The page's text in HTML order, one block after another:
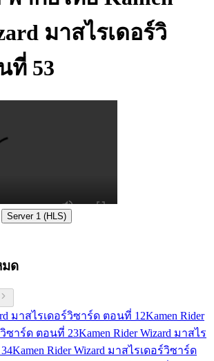
มาสไรเดอร์วิ
ที่ 53
Server 1 (HLS)
มด
มาสไรเดอร์วิซาร์ด ตอนที่ 1 2Kamen Rider
วิซาร์ด ตอนที่ 23Kamen Rider Wizard มาสไร
4Kamen Rider Wizard มาสไรเดอร์วิซาร์ด